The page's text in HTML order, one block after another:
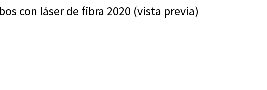
con láser de fibra 2020 (vista previa)